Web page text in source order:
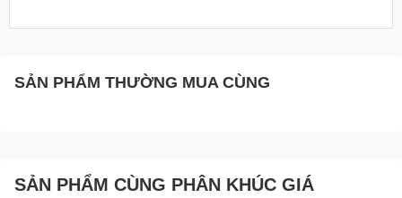
SẢN PHẨM THƯỜNG MUA CÙNG
SẢN PHẨM CÙNG PHÂN KHÚC GIÁ